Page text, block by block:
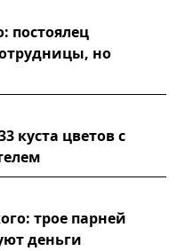
постоялец
но
куста цветов с
трое парней
деньги